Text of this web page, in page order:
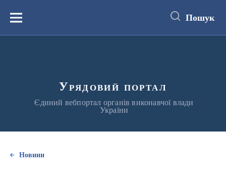
вмістуМеню Пошук
Урядовий портал
Єдиний вебпортал органів виконавчої влади
України
Новини